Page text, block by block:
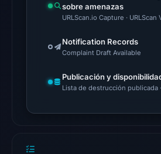
The
latest
probe
recorded
behavior
(HTTP
sobre amenazas
URLScan.io Capture ·
Notification Records
Complaint Draft Available
Publicación y
Lista de destrucción publicada